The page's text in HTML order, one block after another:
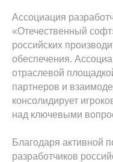
Ассоциация
«Отечественный
российских
обеспечения.
отраслевой
партнеров и
консолидирует
над ключевыми
Благодаря активной
разработчиков